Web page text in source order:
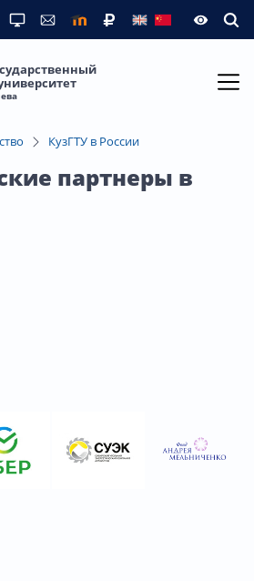
КузГТУ в России
партнеры в